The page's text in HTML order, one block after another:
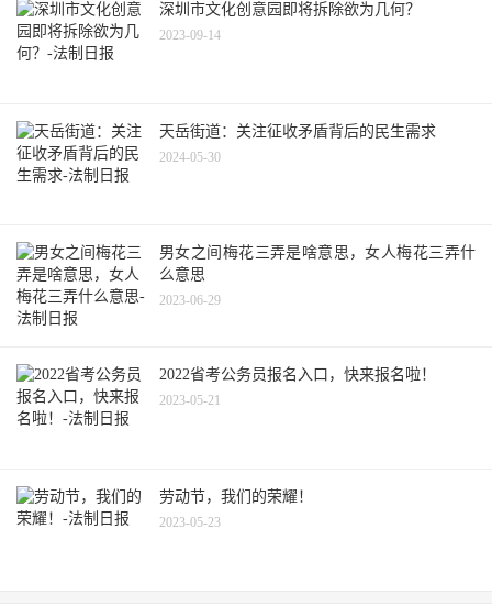
深圳市文化创意园即将拆除欲为几何？
2023-09-14
天岳街道：关注征收矛盾背后的民生需求
2024-05-30
男女之间梅花三弄是啥意思，女人梅花三弄什
么意思
2023-06-29
2022省考公务员报名入口，快来报名啦！
2023-05-21
劳动节，我们的荣耀！
2023-05-23